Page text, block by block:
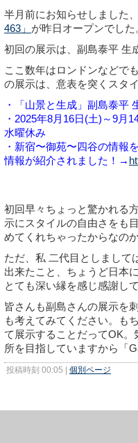
半月前にお知らせしました
463」 が昨日オープンでした
初回の展示は、副島泰平 生
ここ数年はロンドンなどで
の展示は、意表を突くスタ
・「山景と生成」副島泰平
・2025年8月16日(土)～9月
水曜休み
・新宿〜御苑〜四谷の情報
情報が紹介されました！→
初回早々ちょっと驚かれる
示にスタイルの自由さをも
めてくれちゃったからなの
ただ、私 二代目としまして
出来たこと、ちょうど日本
とても深い縁を感じ感謝し
皆さんも副島さんの展示を
も考えてみてください。も
て展示することだってOK
所を目指していますから「
投稿時刻 00:05 | 個別ページ